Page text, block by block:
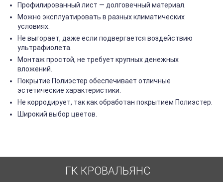
Профилированный лист — долговечный материал.
Можно эксплуатировать в разных климатических
условиях.
Не выгорает, даже если подвергается воздействию
ультрафиолета.
Монтаж простой, не требует крупных денежных
вложений.
Покрытие Полиэстер обеспечивает отличные
эстетические характеристики.
Не корродирует, так как обработан покрытием Полиэстер.
Широкий выбор цветов.
ГК КРОВАЛЬЯНС